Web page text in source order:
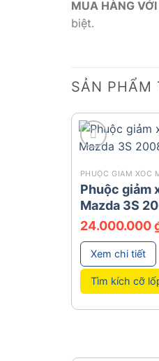
MUA HÀNG
biệt.
SẢN PHẨM
PHUỘC GIẢM XÓC
Phuộc giảm
Mazda 3S
24.000.000
Xem chi tiết
Tìm kích cỡ